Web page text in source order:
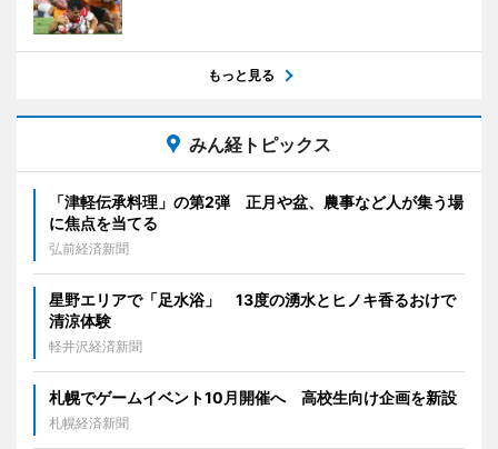
もっと見る
みん経トピックス
「津軽伝承料理」の第2弾 正月や盆、農事など人が集う場
に焦点を当てる
弘前経済新聞
星野エリアで「足水浴」 13度の湧水とヒノキ香るおけで
清涼体験
軽井沢経済新聞
札幌でゲームイベント10月開催へ 高校生向け企画を新設
札幌経済新聞